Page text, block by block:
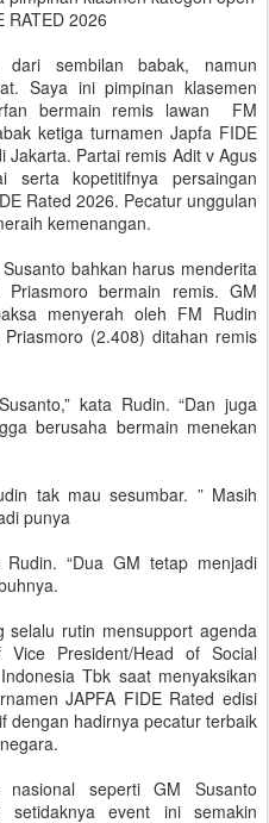
RATED 2026
sembilan babak, namun
Saya ini pimpinan klasemen
bermain remis lawan FM
ketiga turnamen Japfa FIDE
Jakarta. Partai remis Adit v Agus
kopetitifnya persaingan
Rated 2026. Pecatur unggulan
kemenangan.
bahkan harus menderita
bermain remis. GM
menyerah oleh FM Rudin
(2.408) ditahan remis
kata Rudin. “Dan juga
berusaha bermain menekan
tak mau sesumbar. ” Masih
punya
“Dua GM tetap menjadi
selalu rutin mensupport agenda
President/Head of Social
Tbk saat menyaksikan
JAPFA FIDE Rated edisi
dengan hadirnya pecatur terbaik
seperti GM Susanto
event ini semakin